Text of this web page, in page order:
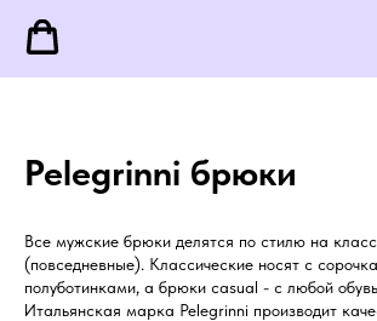
Pelegrinni брюки
Все мужские брюки делятся по стилю на
(повседневные). Классические носят с
полуботинками, а брюки casual - с любой
Итальянская марка Pelegrinni производит